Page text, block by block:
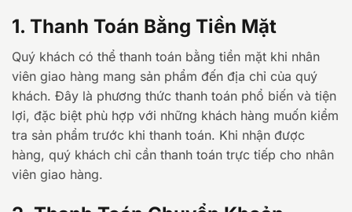
1. Thanh Toán Bằng Tiền Mặt
Quý khách có thể thanh toán bằng tiền mặt khi nhân
viên giao hàng mang sản phẩm đến địa chỉ của quý
khách. Đây là phương thức thanh toán phổ biến và tiện
lợi, đặc biệt phù hợp với những khách hàng muốn kiểm
tra sản phẩm trước khi thanh toán. Khi nhận được
hàng, quý khách chỉ cần thanh toán trực tiếp cho nhân
viên giao hàng.